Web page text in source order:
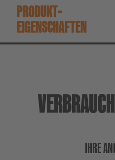
PRODUKT­
EIGENSCHAFTEN
IHRE